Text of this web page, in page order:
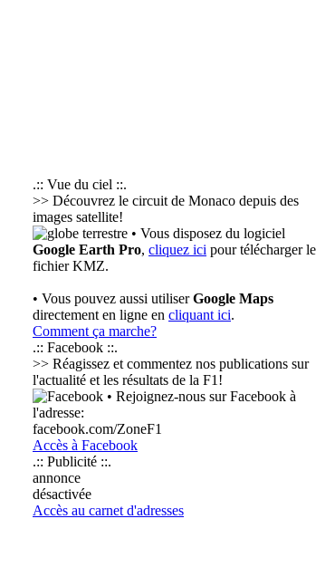
.:: Vue du ciel ::.
>> Découvrez le circuit de Monaco depuis des
images satellite!
• Vous disposez du logiciel
Google Earth Pro, cliquez ici pour télécharger le
fichier KMZ.
• Vous pouvez aussi utiliserGoogle Maps
directement en ligne en cliquant ici.
Comment ça marche?
.:: Facebook ::.
>> Réagissez et commentez nos publications sur
l'actualité et les résultats de la F1!
• Rejoignez-nous sur Facebook à
l'adresse:
facebook.com/ZoneF1
Accès à Facebook
.:: Publicité ::.
annonce
désactivée
Accès au carnet d'adresses